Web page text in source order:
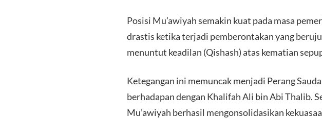
​Posisi Mu’awiyah semakin kuat pada masa
drastis ketika terjadi pemberontakan yang
menuntut keadilan (Qishash) atas kematian
​Ketegangan ini memuncak menjadi Perang
berhadapan dengan Khalifah Ali bin Abi Thalib.
Mu’awiyah berhasil mengonsolidasikan